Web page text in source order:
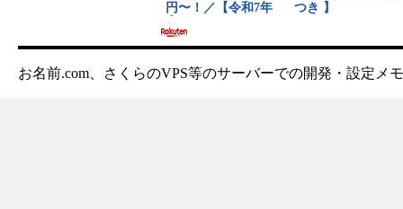
お名前.com、さくらのVPS等のサーバーでの開発・設定メモ